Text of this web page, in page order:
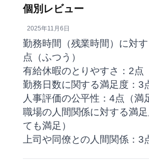
個別レビュー
2025年11月6日
勤務時間（残業時間）に対
点（ふつう）
有給休暇のとりやすさ：2点
勤務日数に関する満足度：3
人事評価の公平性：4点（満
職場の人間関係に対する満
ても満足）
上司や同僚との人間関係：3